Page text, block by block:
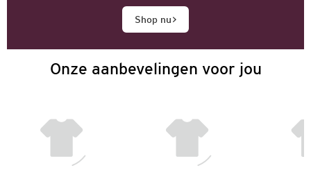
Shop nu
Onze aanbevelingen voor jou